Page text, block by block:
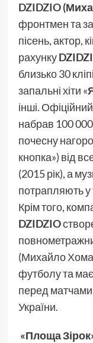
DZIDZIO
фронтмен та
пісень, актор,
рахунку
близько 30
запальні хіти «
інші.
набрав 100
почесну
кнопка») від
(2015 рік), а
потрапляють у
Крім того,
DZIDZIO
(Михайло
футболу та має
перед матчами
України.
«Площа